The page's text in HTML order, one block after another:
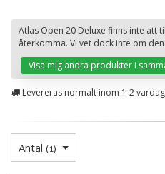
Atlas Open 20 Deluxe finns inte att
återkomma. Vi vet dock inte om
Visa mig andra produkter i
Levereras normalt inom 1-2
Antal (1)